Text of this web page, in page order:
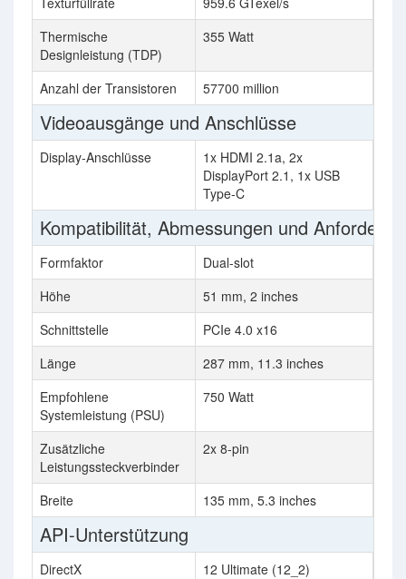
Thermische
Designleistung (TDP)
355 Watt
Anzahl der Transistoren 57700 million
Videoausgänge und Anschlüsse
Display-Anschlüsse
1x HDMI 2.1a, 2x
DisplayPort 2.1, 1x USB
Type-C
Kompatibilität, Abmessungen und
Formfaktor Dual-slot
Höhe
51 mm, 2 inches
Schnittstelle
PCIe 4.0 x16
Länge
287 mm, 11.3 inches
Empfohlene
Systemleistung (PSU)
750 Watt
Zusätzliche
Leistungssteckverbinder
2x 8-pin
Breite 135 mm, 5.3 inches
API-Unterstützung
DirectX 12 Ultimate (12_2)